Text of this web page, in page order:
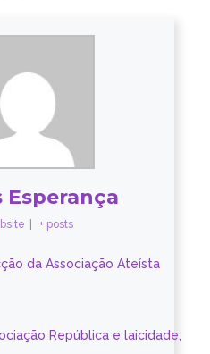
Esperança
+ posts
da Associação Ateísta
República e laicidade;